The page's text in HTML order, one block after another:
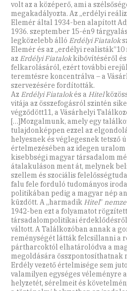
volt az a középerő, ami a
megakadályozta. Az ,,erdélyi
Elemér által 1934-ben alapított
1936. szeptember 15-én9
legközelebb álló Erdélyi Fiatalok
Elemér és az „erdélyi
az Erdélyi Fiatalokkibővítéséről és
felkarolásáról, ezért további
teremtésre koncentrálva – a
szervezésére fordították.
Az Erdélyi Fiatalokés a Hitel
vitája az összefogásról szintén
végződött11, a Vásárhelyi
[…]Mozgalmunk, amely egy
tulajdonképpen ezzel az
helyesnek és véglegesnek tetsző
értelmezésében az idegen uralom
kisebbségi magyar társadalom
átalakuláson ment át, melynek
szellem és szociális
falu fele forduló tudományos
politikában pedig a magyar nép
küzdött. A ,,harmadik Hitel”
1942-ben ezt a folyamatot
társadalompolitikai
váltott. A Találkozóban annak a
reménységét látták felcsillanni a
pártharcoktól elhatárolódva a
megoldására összpontosíthatnak
Erdély vezető értelmisége sem
valamilyen egységes véleményre
helyzetét, sérelmeit és